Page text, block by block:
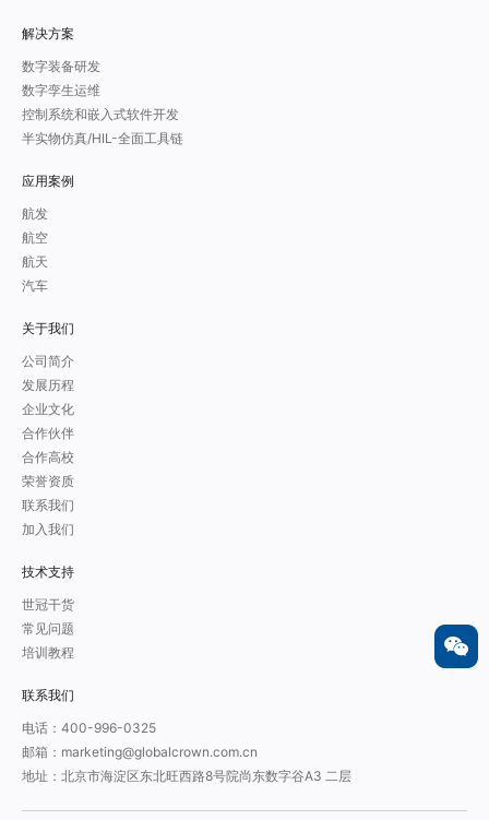
解决方案
数字装备研发
数字孪生运维
控制系统和嵌入式软件开发
半实物仿真/HIL-全面工具链
应用案例
航发
航空
航天
汽车
关于我们
公司简介
发展历程
企业文化
合作伙伴
合作高校
荣誉资质
联系我们
加入我们
技术支持
世冠干货
常见问题
培训教程
联系我们
电话：400-996-0325
邮箱：marketing@globalcrown.com.cn
地址：北京市海淀区东北旺西路8号院尚东数字谷A3 二层